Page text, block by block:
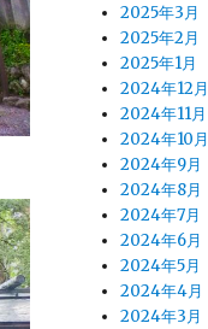
2025年3月
2025年2月
2025年1月
2024年12月
2024年11月
2024年10月
2024年9月
2024年8月
2024年7月
2024年6月
2024年5月
2024年4月
2024年3月